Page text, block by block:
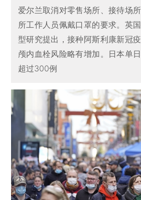
爱尔兰取消对零售场所、接待场
所工作人员佩戴口罩的要求。英
型研究提出，接种阿斯利康新冠
颅内血栓风险略有增加。日本单
超过300例